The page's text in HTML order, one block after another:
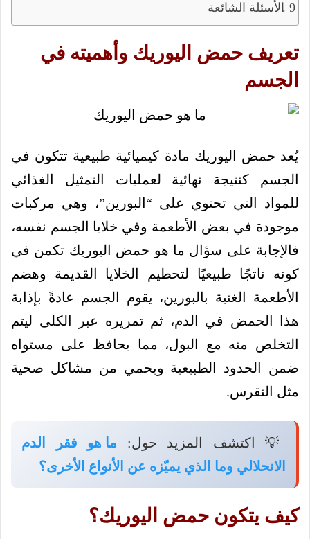
الأسئلة الشائعة
تعريف حمض اليوريك وأهميته في
الجسم
يُعد حمض اليوريك مادة كيميائية طبيعية تتكون في
الجسم كنتيجة نهائية لعمليات التمثيل الغذائي
للمواد التي تحتوي على “البورين”، وهي مركبات
موجودة في بعض الأطعمة وفي خلايا الجسم نفسه،
فالإجابة على سؤال ما هو حمض اليوريك تكمن في
كونه ناتجًا طبيعيًا لتحطيم الخلايا القديمة وهضم
الأطعمة الغنية بالبورين، يقوم الجسم عادةً بإذابة
هذا الحمض في الدم، ثم تمريره عبر الكلى ليتم
التخلص منه مع البول، مما يحافظ على مستواه
ضمن الحدود الطبيعية ويحمي من مشاكل صحية
مثل النقرس.
💡 اكتشف المزيد حول: ما هو فقر الدم
الانحلالي وما الذي يميّزه عن الأنواع الأخرى؟
كيف يتكون حمض اليوريك؟